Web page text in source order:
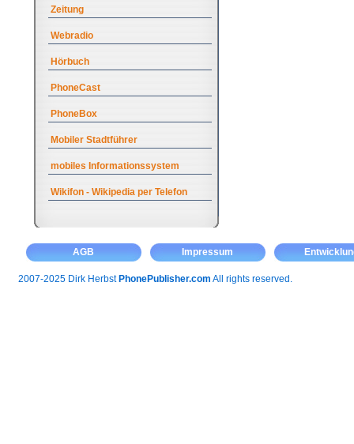
Zeitung
Webradio
Hörbuch
PhoneCast
PhoneBox
Mobiler Stadtführer
mobiles Informationssystem
Wikifon - Wikipedia per Telefon
AGB Impressum
2007-2025 Dirk Herbst PhonePublisher.com All rights reserved.